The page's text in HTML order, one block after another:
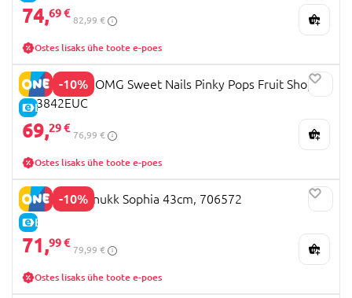
74,69 €
82,99 €
Ostes lisaks ühe toote e-poes
-10%
E-HIND
LOL Surprise OMG Sweet Nails Pinky Pops Fruit Shop,
503842EUC
69,29 €
76,99 €
Ostes lisaks ühe toote e-poes
-10%
E-HIND
BABY BORN nukk Sophia 43cm, 706572
71,99 €
79,99 €
Ostes lisaks ühe toote e-poes